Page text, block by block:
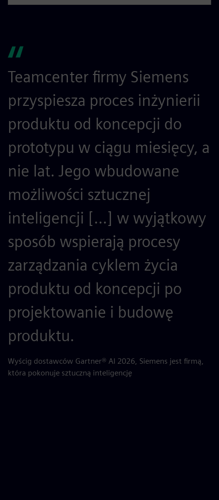
Teamcenter firmy Siemens
przyspiesza proces inżynierii
produktu od koncepcji do
prototypu w ciągu miesięcy, a
nie lat. Jego wbudowane
możliwości sztucznej
inteligencji [...] w wyjątkowy
sposób wspierają procesy
zarządzania cyklem życia
produktu od koncepcji po
projektowanie i budowę
produktu.
Wyścig dostawców Gartner® AI 2026, Siemens jest firmą,
która pokonuje sztuczną inteligencję